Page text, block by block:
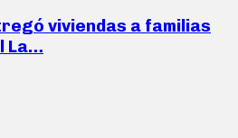
viviendas a familias
La…